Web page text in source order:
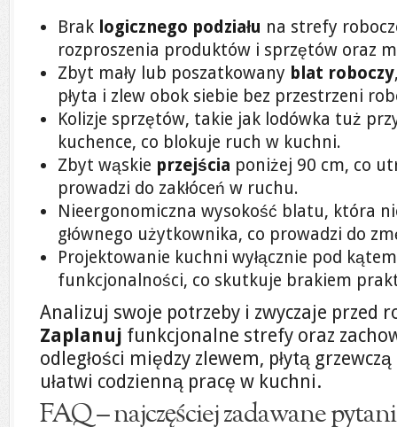
Brak logicznego podziału na strefy
rozproszenia produktów i sprzętów oraz
Zbyt mały lub poszatkowany blat roboczy
płyta i zlew obok siebie bez przestrzeni
Kolizje sprzętów, takie jak lodówka tuż
kuchence, co blokuje ruch w kuchni.
Zbyt wąskie przejścia poniżej 90 cm, co
prowadzi do zakłóceń w ruchu.
Nieergonomiczna wysokość blatu, która
głównego użytkownika, co prowadzi do
Projektowanie kuchni wyłącznie pod
funkcjonalności, co skutkuje brakiem
Analizuj swoje potrzeby i zwyczaje przed
Zaplanuj funkcjonalne strefy oraz
odległości między zlewem, płytą
ułatwi codzienną pracę w kuchni.
FAQ – najczęściej zadawane